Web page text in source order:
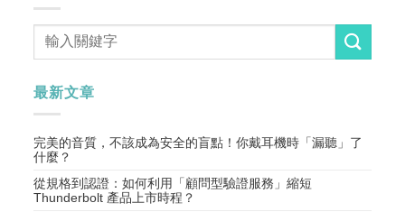
最新文章
完美的音質，不該成為安全的盲點！你戴耳機時「漏聽」了
什麼？
從規格到認證：如何利用「顧問型驗證服務」縮短
Thunderbolt 產品上市時程？